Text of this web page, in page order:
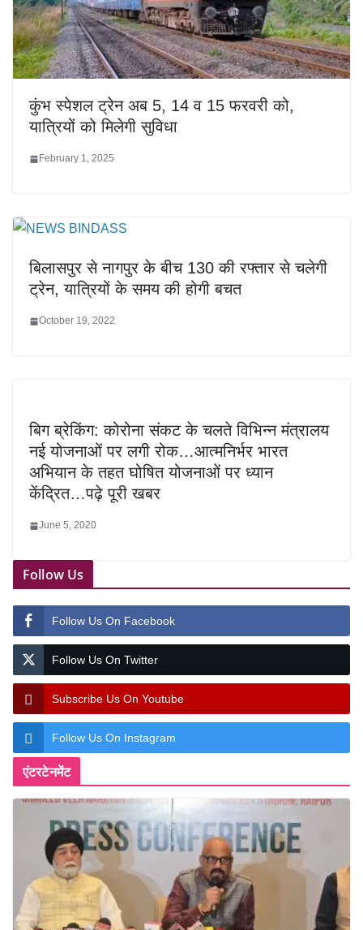
कुंभ स्पेशल ट्रेन अब 5, 14 व 15 फरवरी को,
यात्रियों को मिलेगी सुविधा
February 1, 2025
बिलासपुर से नागपुर के बीच 130 की रफ्तार से चलेगी
ट्रेन, यात्रियों के समय की होगी बचत
October 19, 2022
बिग ब्रेकिंग: कोरोना संकट के चलते विभिन्न मंत्रालय
नई योजनाओं पर लगी रोक…आत्मनिर्भर भारत
अभियान के तहत घोषित योजनाओं पर ध्यान
केंद्रित…पढ़े पूरी खबर
June 5, 2020
Follow Us
Follow Us On Facebook
Follow Us On Twitter
Subscribe Us On Youtube
Follow Us On Instagram
एंटरटेनमेंट